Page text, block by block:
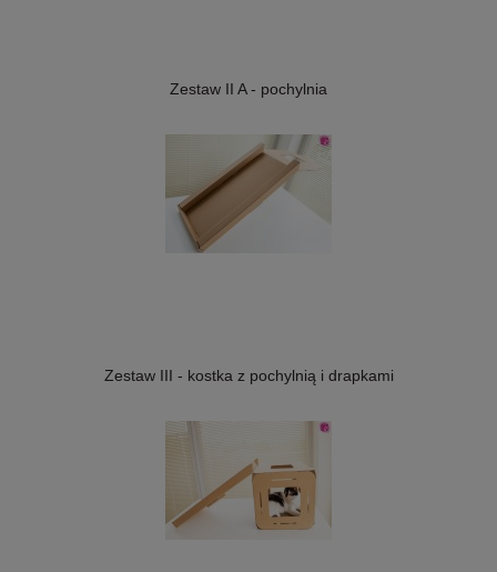
Zestaw II A - pochylnia
Zestaw III - kostka z pochylnią i drapkami